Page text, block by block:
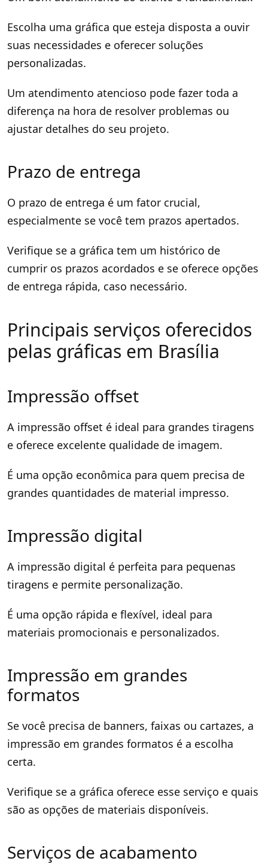
Escolha uma gráfica que esteja disposta a ouvir
suas necessidades e oferecer soluções
personalizadas.
Um atendimento atencioso pode fazer toda a
diferença na hora de resolver problemas ou
ajustar detalhes do seu projeto.
Prazo de entrega
O prazo de entrega é um fator crucial,
especialmente se você tem prazos apertados.
Verifique se a gráfica tem um histórico de
cumprir os prazos acordados e se oferece opções
de entrega rápida, caso necessário.
Principais serviços oferecidos
pelas gráficas em Brasília
Impressão offset
A impressão offset é ideal para grandes tiragens
e oferece excelente qualidade de imagem.
É uma opção econômica para quem precisa de
grandes quantidades de material impresso.
Impressão digital
A impressão digital é perfeita para pequenas
tiragens e permite personalização.
É uma opção rápida e flexível, ideal para
materiais promocionais e personalizados.
Impressão em grandes
formatos
Se você precisa de banners, faixas ou cartazes, a
impressão em grandes formatos é a escolha
certa.
Verifique se a gráfica oferece esse serviço e quais
são as opções de materiais disponíveis.
Serviços de acabamento